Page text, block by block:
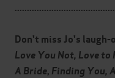
Don't miss Jo's
Love You Not, Love to
A Bride, Finding You,